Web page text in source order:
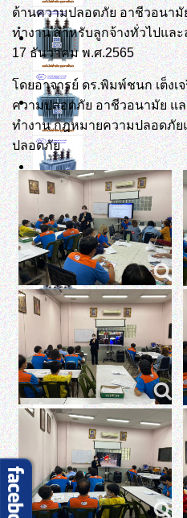
ด้านความปลอดภัยอาชีวอนามั
ทำงาน สำหรับลูกจ้างทั่วไปแล
17 ธันวาคม พ.ศ.2565
โดยอาจารย์ ดร.พิมพ์ชนก เต็งเ
ความปลอดภัยอาชีวอนามัย แ
ทำงาน กฎหมายความปลอดภั
ปลอดภัย